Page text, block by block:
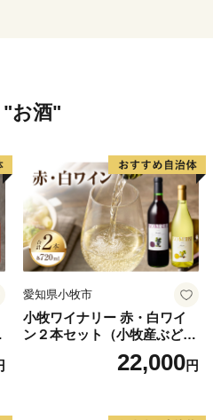
先住所が異なる場合、送付先
、お礼品が届くことを必ず事
お礼品が送られてきた」と
寄せられております）
らのご寄附に対しては、お礼
"お酒"
愛知県小牧市
小牧ワイナリー 赤・白ワイ
ン２本セット（小牧産ぶどう
22,000円